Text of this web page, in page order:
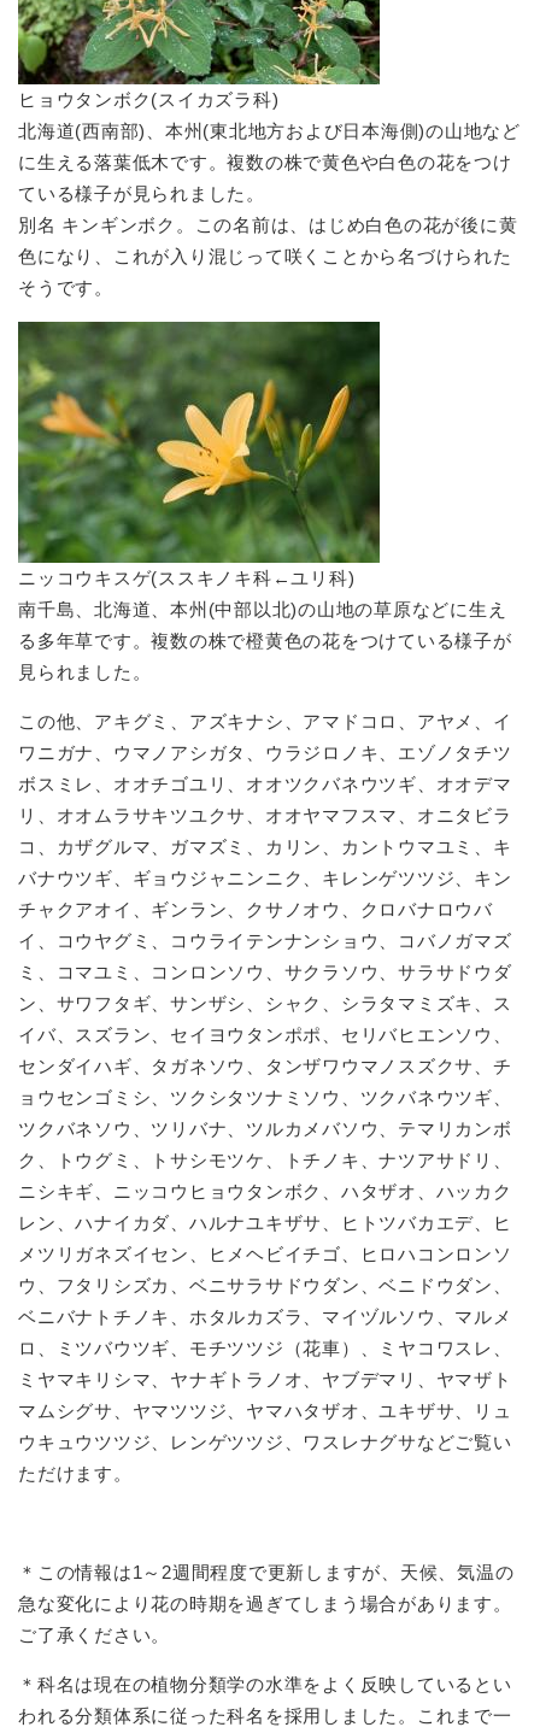
ヒョウタンボク(スイカズラ科)
北海道(西南部)、本州(東北地方および日本海側)の山地など
に生える落葉低木です。複数の株で黄色や白色の花をつけ
ている様子が見られました。
別名 キンギンボク。この名前は、はじめ白色の花が後に黄
色になり、これが入り混じって咲くことから名づけられた
そうです。
ニッコウキスゲ(ススキノキ科←ユリ科)
南千島、北海道、本州(中部以北)の山地の草原などに生え
る多年草です。複数の株で橙黄色の花をつけている様子が
見られました。
この他、アキグミ、アズキナシ、アマドコロ、アヤメ、イ
ワニガナ、ウマノアシガタ、ウラジロノキ、エゾノタチツ
ボスミレ、オオチゴユリ、オオツクバネウツギ、オオデマ
リ、オオムラサキツユクサ、オオヤマフスマ、オニタビラ
コ、カザグルマ、ガマズミ、カリン、カントウマユミ、キ
バナウツギ、ギョウジャニンニク、キレンゲツツジ、キン
チャクアオイ、ギンラン、クサノオウ、クロバナロウバ
イ、コウヤグミ、コウライテンナンショウ、コバノガマズ
ミ、コマユミ、コンロンソウ、サクラソウ、サラサドウダ
ン、サワフタギ、サンザシ、シャク、シラタマミズキ、ス
イバ、スズラン、セイヨウタンポポ、セリバヒエンソウ、
センダイハギ、タガネソウ、タンザワウマノスズクサ、チ
ョウセンゴミシ、ツクシタツナミソウ、ツクバネウツギ、
ツクバネソウ、ツリバナ、ツルカメバソウ、テマリカンボ
ク、トウグミ、トサシモツケ、トチノキ、ナツアサドリ、
ニシキギ、ニッコウヒョウタンボク、ハタザオ、ハッカク
レン、ハナイカダ、ハルナユキザサ、ヒトツバカエデ、ヒ
メツリガネズイセン、ヒメヘビイチゴ、ヒロハコンロンソ
ウ、フタリシズカ、ベニサラサドウダン、ベニドウダン、
ベニバナトチノキ、ホタルカズラ、マイヅルソウ、マルメ
ロ、ミツバウツギ、モチツツジ（花車）、ミヤコワスレ、
ミヤマキリシマ、ヤナギトラノオ、ヤブデマリ、ヤマザト
マムシグサ、ヤマツツジ、ヤマハタザオ、ユキザサ、リュ
ウキュウツツジ、レンゲツツジ、ワスレナグサなどご覧い
ただけます。
＊この情報は1～2週間程度で更新しますが、天候、気温の
急な変化により花の時期を過ぎてしまう場合があります。
ご了承ください。
＊科名は現在の植物分類学の水準をよく反映しているとい
われる分類体系に従った科名を採用しました。これまで一